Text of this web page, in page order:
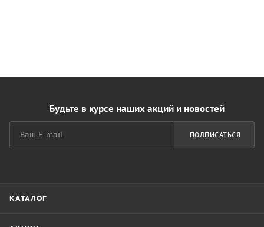
Будьте в курсе наших акций и новостей
ПОДПИСАТЬСЯ
КАТАЛОГ